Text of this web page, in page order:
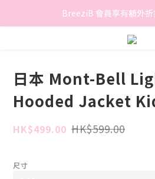
香港地區滿$500免費送貨 (離
BreeziB 會員享有額外
香港地區滿$500免費送貨 (離
日本 Mont-Bell
Hooded Jacket
HK$499.00 HK$599.00
尺寸